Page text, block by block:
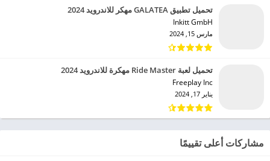
تحميل تطبيق GALATEA مهكر للاندرويد 2024
Inkitt GmbH‏
مارس 15, 2024
تحميل لعبة Ride Master مهكرة للاندرويد 2024
Freeplay Inc‏
يناير 17, 2024
مشاركات أعلى تقييمًا